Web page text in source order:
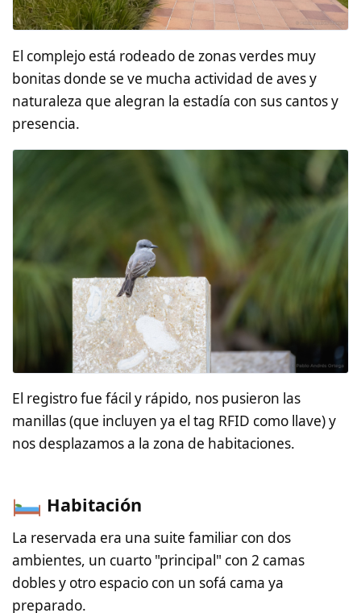
El complejo está rodeado de zonas verdes muy
bonitas donde se ve mucha actividad de aves y
naturaleza que alegran la estadía con sus cantos y
presencia.
El registro fue fácil y rápido, nos pusieron las
manillas (que incluyen ya el tag RFID como llave) y
nos desplazamos a la zona de habitaciones.
Habitación
La reservada era una suite familiar con dos
ambientes, un cuarto "principal" con 2 camas
dobles y otro espacio con un sofá cama ya
preparado.